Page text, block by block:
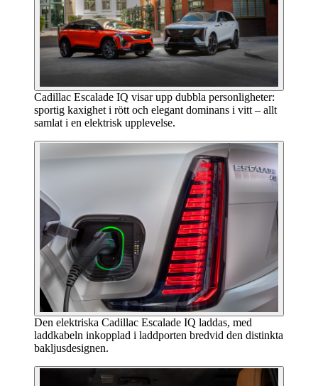
Cadillac Escalade IQ visar upp dubbla personligheter:
sportig kaxighet i rött och elegant dominans i vitt – allt
samlat i en elektrisk upplevelse.
Den elektriska Cadillac Escalade IQ laddas, med
laddkabeln inkopplad i laddporten bredvid den distinkta
bakljusdesignen.